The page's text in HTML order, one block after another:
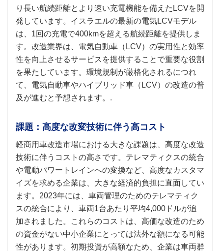
り長い航続距離とより速い充電機能を備えたLCVを開
発しています。イスラエルの最新の電気LCVモデル
は、1回の充電で400kmを超える航続距離を提供しま
す。改造業界は、電気自動車（LCV）の実用性と効率
性を向上させるサービスを提供することで重要な役割
を果たしています。環境規制が厳格化されるにつれ
て、電気自動車やハイブリッド車（LCV）の改造の普
及が進むと予想されます。.
課題：高度な改変技術に伴う高コスト
軽商用車改造市場における大きな課題は、高度な改造
技術に伴うコストの高さです。テレマティクスの統合
や電動パワートレインへの変換など、高度なカスタマ
イズを求める企業は、大きな経済的負担に直面してい
ます。2023年には、車両管理のためのテレマティク
スの統合により、車両1台あたり平均4,000ドルが追
加されました。これらのコストは、高価な改造のため
の資金がない中小企業にとっては法外な額になる可能
性があります。初期投資が高額なため、企業は車両群